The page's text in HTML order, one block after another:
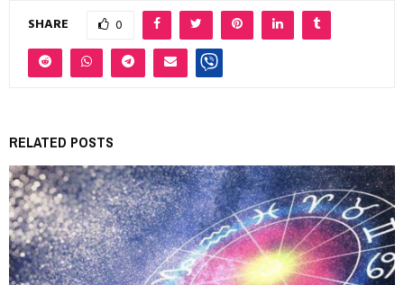
SHARE 0
RELATED POSTS